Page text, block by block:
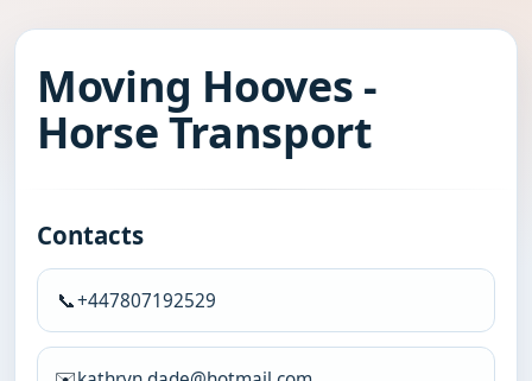
Moving Hooves -
Horse Transport
Contacts
📞+447807192529